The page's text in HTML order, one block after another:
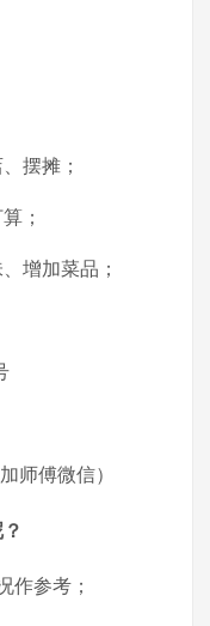
摆摊；
；
增加菜品；
师傅微信）
作参考；